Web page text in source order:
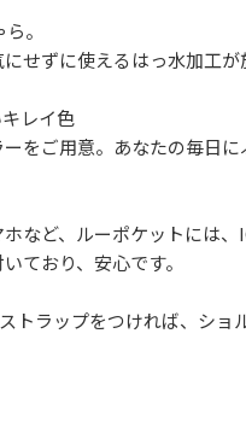
。
せずに使えるはっ水加工が
レイ色
をご用意。あなたの毎日
など、ルーポケットには、
ており、安心です。
トラップをつければ、シ